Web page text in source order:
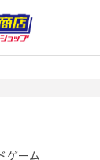
ゲーム